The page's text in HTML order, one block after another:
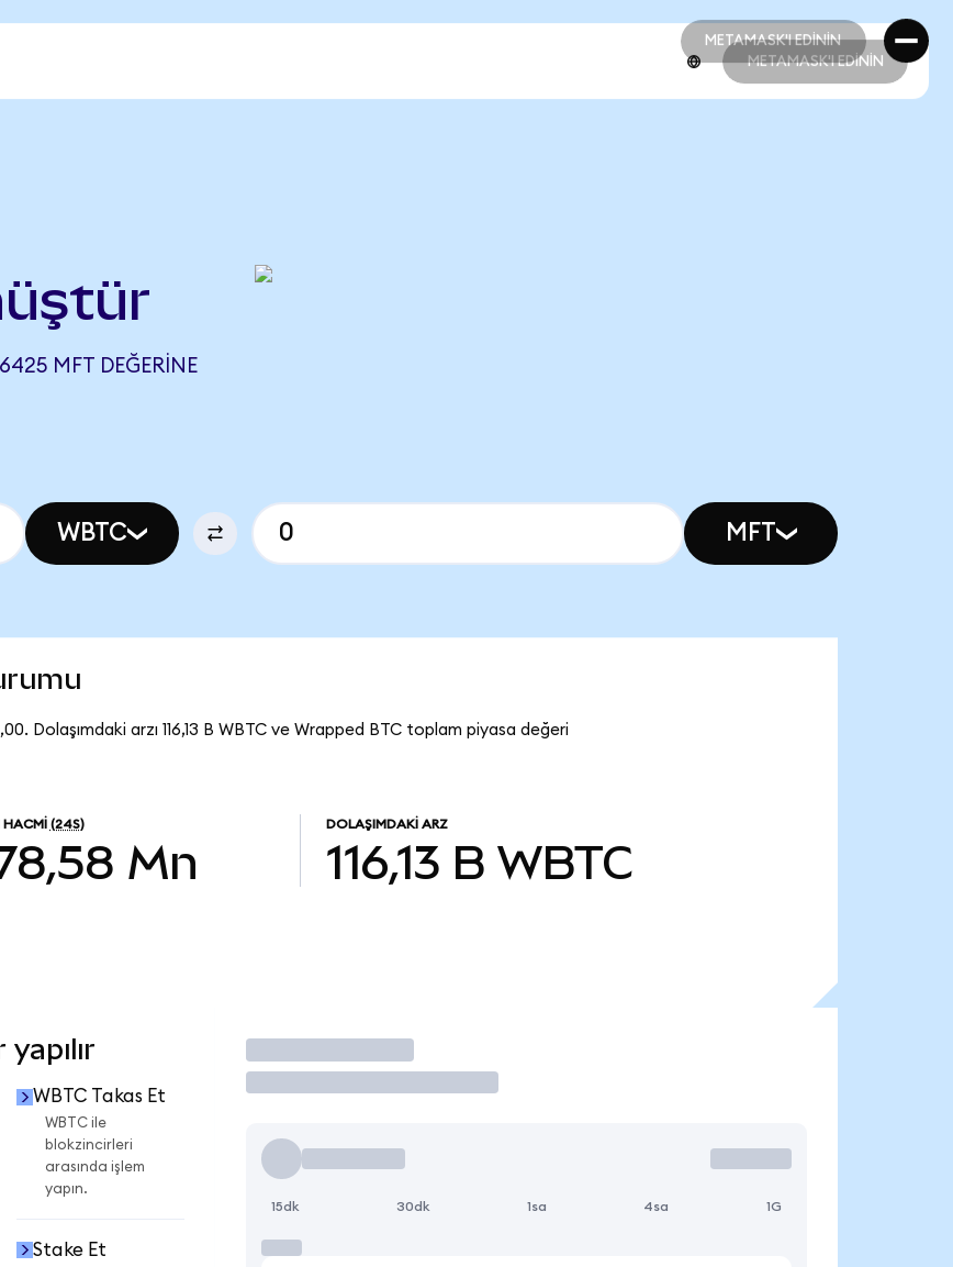
METAMASK'I EDİNİN
METAMASK'I EDİNİN
METAMASK'I EDİNİN
MFT DEĞERINE
WBTC MFT
Dolaşımdaki arzı 116,13 B WBTC ve Wrapped BTC toplam piyasa değeri
HACMI (24S)
Mn
DOLAŞIMDAKI ARZ
116,13 B WBTC
WBTC Takas Et
WBTC ile
blokzincirleri
arasında işlem
yapın.
Stake Et
İşlem Yap
15dk 30dk 1sa 4sa 1G